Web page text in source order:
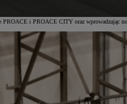
i PROACE CITY oraz